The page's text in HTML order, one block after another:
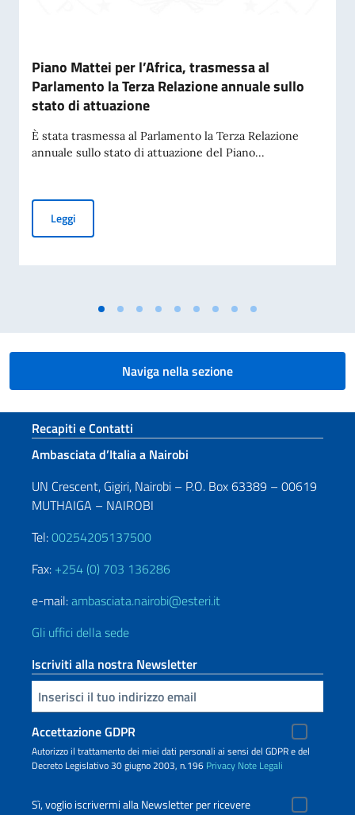
Piano Mattei per l’Africa, trasmessa al
Parlamento la Terza Relazione annuale sullo
stato di attuazione
È stata trasmessa al Parlamento la Terza Relazione
annuale sullo stato di attuazione del Piano...
LeggiPiano Mattei per l’Africa, trasmessa al Parlamento la
Naviga nella sezione
Sezione footer
Recapiti e Contatti
Ambasciata d’Italia a Nairobi
UN Crescent, Gigiri, Nairobi – P.O. Box 63389 – 00619
MUTHAIGA – NAIROBI
Tel:00254205137500
Fax: +254 (0) 703 136286
e-mail:ambasciata.nairobi@esteri.it
Gli uffici della sede
Iscriviti alla nostra Newsletter
Inserisci la tua email
Accettazione GDPR
Autorizzo il trattamento dei miei dati personali ai sensi del GDPR e del
Decreto Legislativo 30 giugno 2003, n.196 Privacy Note Legali
Sì, voglio iscrivermi alla Newsletter per ricevere